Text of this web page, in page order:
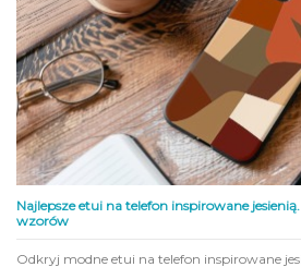
Najlepsze etui na telefon inspirowane
wzorów
Odkryj modne etui na telefon inspirowane